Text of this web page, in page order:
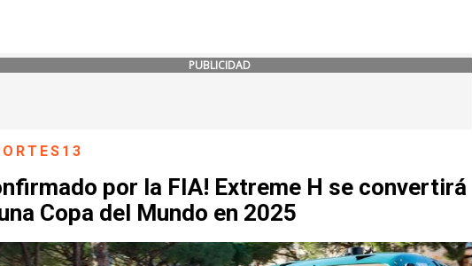
PUBLICIDAD
por la FIA! Extreme H se convertirá
Copa del Mundo en 2025